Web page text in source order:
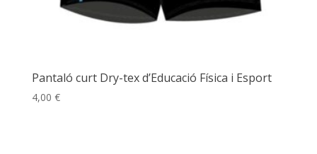
Pantaló curt Dry-tex d’Educació Física i Esport
4,00 €